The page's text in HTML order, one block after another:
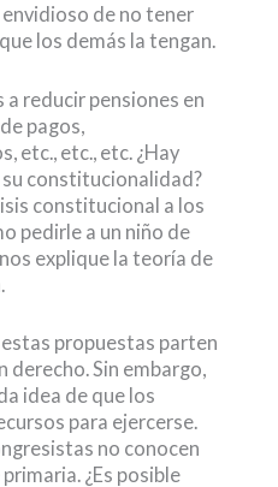
de no tener
los demás la tengan.
reducir pensiones en
pagos,
etc., etc., etc. ¿Hay
constitucionalidad?
constitucional a los
pedirle a un niño de
explique la teoría de
propuestas parten
derecho. Sin embargo,
idea de que los
para ejercerse.
no conocen
¿Es posible